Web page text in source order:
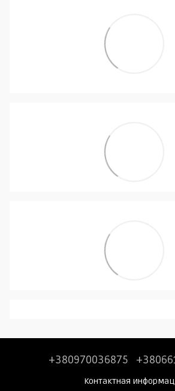
+380970036875
Контактная